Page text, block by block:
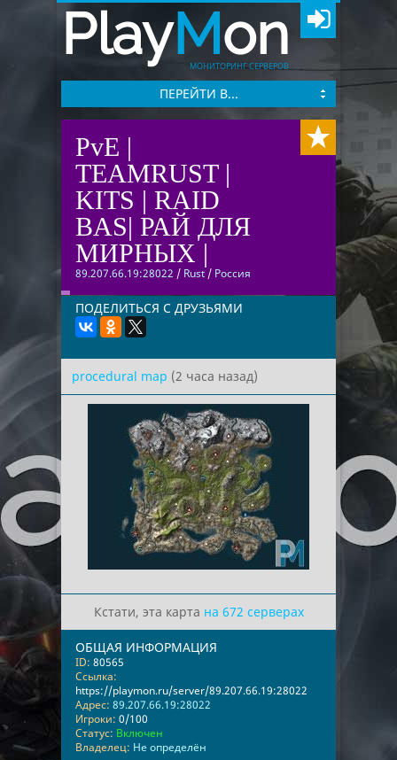
PlayMon
МОНИТОРИНГ СЕРВЕРОВ
ПЕРЕЙТИ В...
PvE |
TEAMRUST |
KITS | RAID
BAS| РАЙ ДЛЯ
МИРНЫХ |
89.207.66.19:28022 / Rust / Россия
ПОДЕЛИТЬСЯ С ДРУЗЬЯМИ
procedural map (2 часа назад)
Кстати, эта карта на 672 серверах
ОБЩАЯ ИНФОРМАЦИЯ
ID: 80565
Ссылка:
https://playmon.ru/server/89.207.66.19:28022
Адрес: 89.207.66.19:28022
Игроки: 0/100
Статус: Включен
Владелец: Не определён